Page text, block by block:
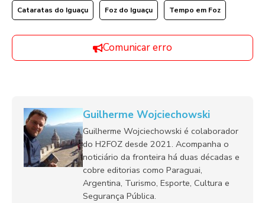
Cataratas do Iguaçu Foz do Iguaçu Tempo em Foz
Comunicar erro
Guilherme Wojciechowski
Guilherme Wojciechowski é colaborador
do H2FOZ desde 2021. Acompanha o
noticiário da fronteira há duas décadas e
cobre editorias como Paraguai,
Argentina, Turismo, Esporte, Cultura e
Segurança Pública.